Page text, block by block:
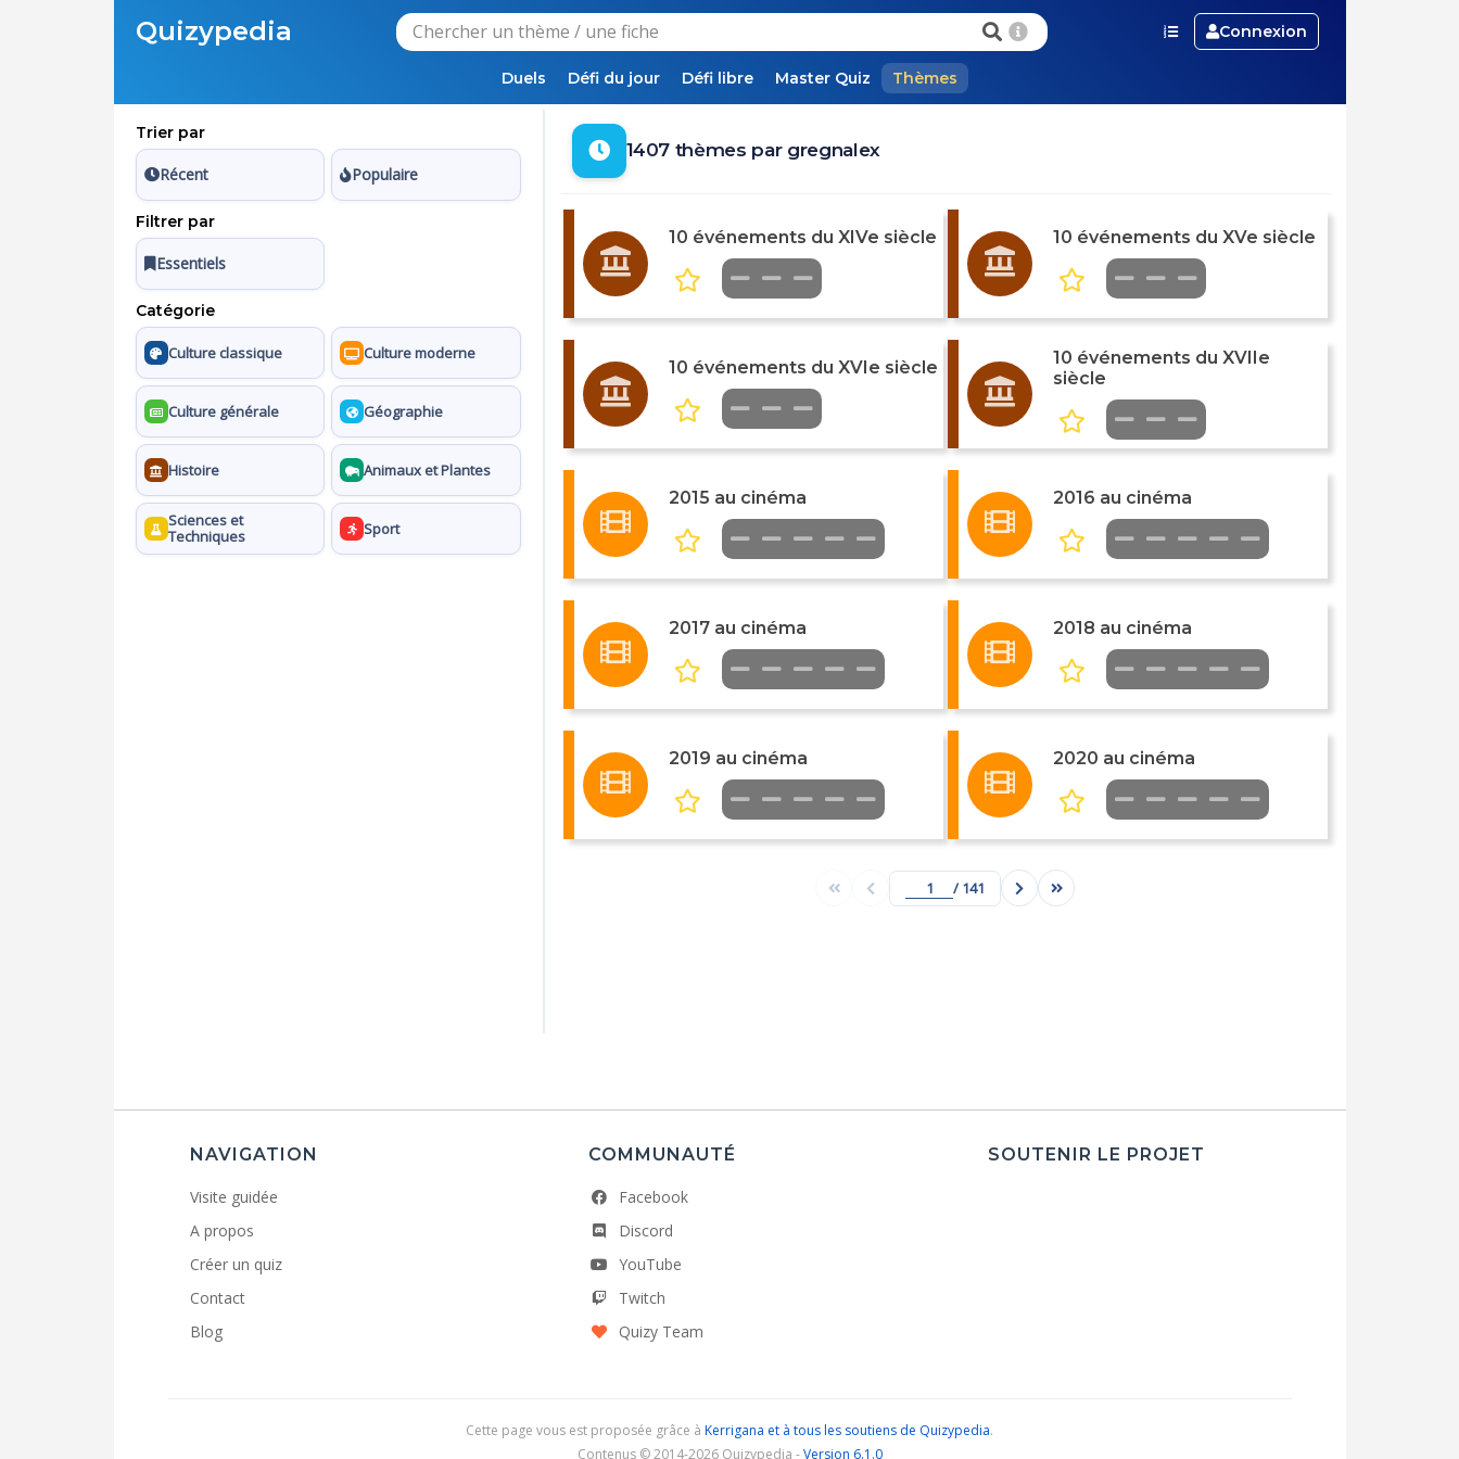
Quizypedia Connexion
Duels Défi du jour Défi libre Master Quiz Thèmes
Trier par
Récent Populaire
Filtrer par
Essentiels
Catégorie
Culture classique Culture moderne
Culture générale Géographie
Histoire Animaux et Plantes
Sciences et
Techniques
Sport
1407 thèmes par gregnalex
10 événements du XIVe siècle 10 événements du XVe siècle
10 événements du XVIe siècle
10 événements du XVIIe
siècle
2015 au cinéma 2016 au cinéma
2017 au cinéma 2018 au cinéma
2019 au cinéma 2020 au cinéma
/ 141
NAVIGATION
Visite guidée
A propos
Créer un quiz
Contact
Blog
COMMUNAUTÉ
Facebook
Discord
YouTube
Twitch
Quizy Team
SOUTENIR LE PROJET
Cette page vous est proposée grâce à Kerrigana et à tous les soutiens de Quizypedia.
Contenus © 2014-2026 Quizypedia -Version 6.1.0